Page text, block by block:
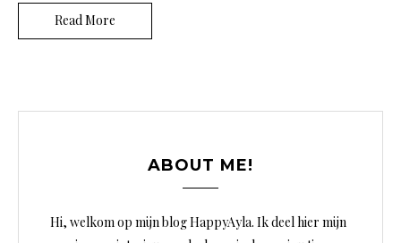
Read More
ABOUT ME!
Hi, welkom op mijn blog HappyAyla. Ik deel hier mijn